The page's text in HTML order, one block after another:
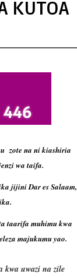
KUTOA
zote na ni kiashiria
wa taifa.
jijini Dar es Salaam,
taarifa muhimu kwa
majukumu yao.
kwa uwazi na zile